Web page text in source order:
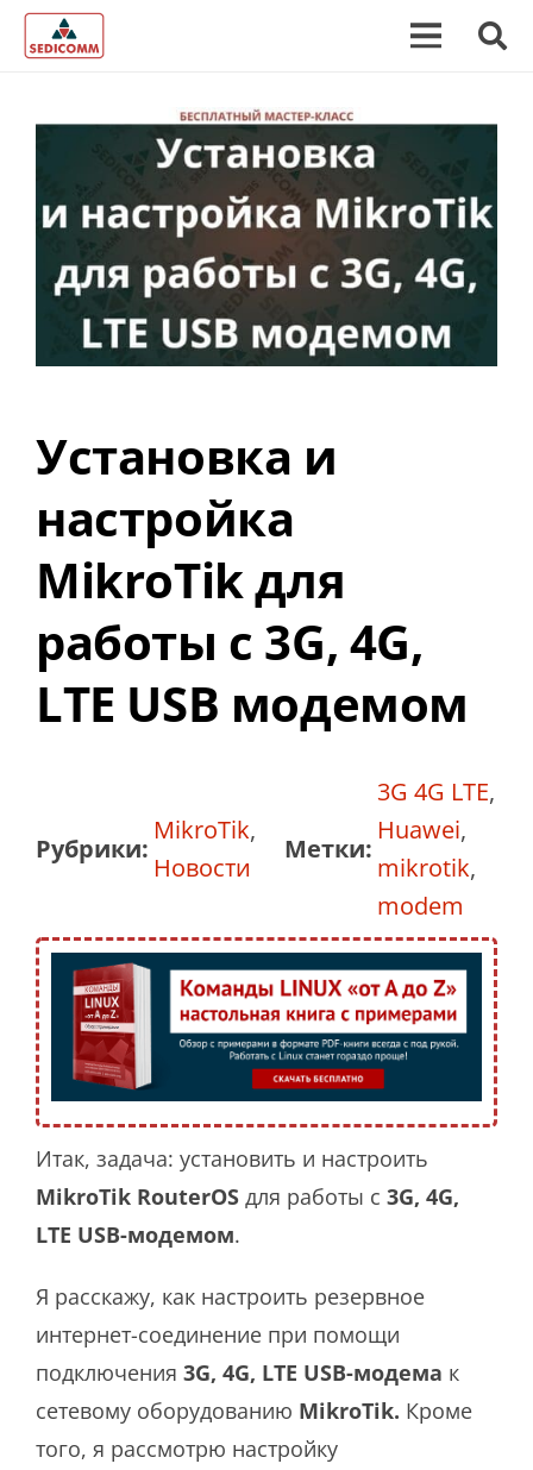
Установка и
настройка
MikroTik для
работы с 3G, 4G,
LTE USB модемом
Рубрики:
MikroTik,
Новости
Метки:
3G 4G LTE,
Huawei,
mikrotik,
modem
Итак, задача: установить и настроить
MikroTik RouterOS для работы с 3G, 4G,
LTE USB-модемом.
Я расскажу, как настроить резервное
интернет-соединение при помощи
подключения 3G, 4G, LTE USB-модема к
сетевому оборудованию MikroTik. Кроме
того, я рассмотрю настройку